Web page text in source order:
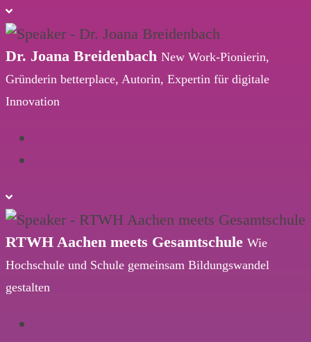
Dr. Joana Breidenbach New Work-Pionierin,
Gründerin betterplace, Autorin, Expertin für digitale
Innovation
RTWH Aachen meets Gesamtschule Wie
Hochschule und Schule gemeinsam Bildungswandel
gestalten